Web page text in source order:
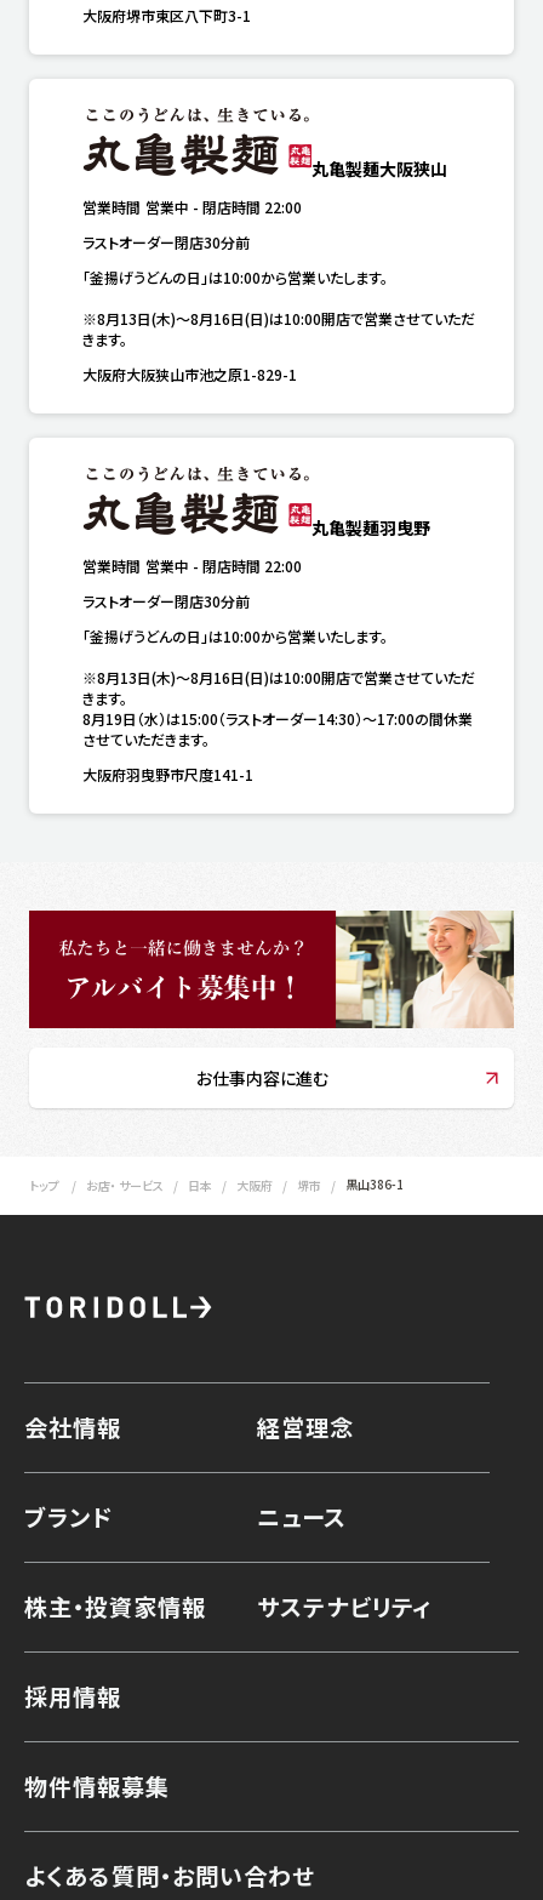
大阪府堺市東区八下町3-1
丸亀製麺大阪狭山
営業時間 営業中 - 閉店時間 22:00
ラストオーダー閉店30分前
「釜揚げうどんの日」は10:00から営業いたします。
※8月13日(木)～8月16日(日)は10:00開店で営業させていただ
きます。
大阪府大阪狭山市池之原1-829-1
丸亀製麺羽曳野
営業時間 営業中 - 閉店時間 22:00
ラストオーダー閉店30分前
「釜揚げうどんの日」は10:00から営業いたします。
※8月13日(木)～8月16日(日)は10:00開店で営業させていただ
きます。
8月19日（水）は15:00（ラストオーダー14:30）～17:00の間休業
させていただきます。
大阪府羽曳野市尺度141-1
お仕事内容に進む
トップ お店・ サービス 日本 大阪府 堺市 黒山386-1
会社情報 経営理念
ブランド ニュース
株主・投資家情報 サステナビリティ
採用情報
物件情報募集
よくある質問・お問い合わせ